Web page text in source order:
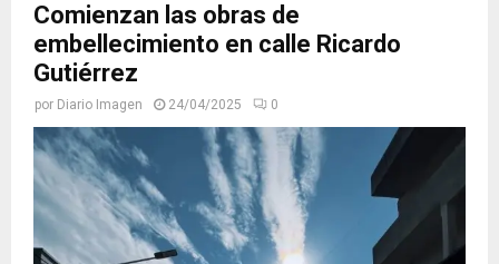
Comienzan las obras de
embellecimiento en calle Ricardo
Gutiérrez
por Diario Imagen 24/04/2025 0